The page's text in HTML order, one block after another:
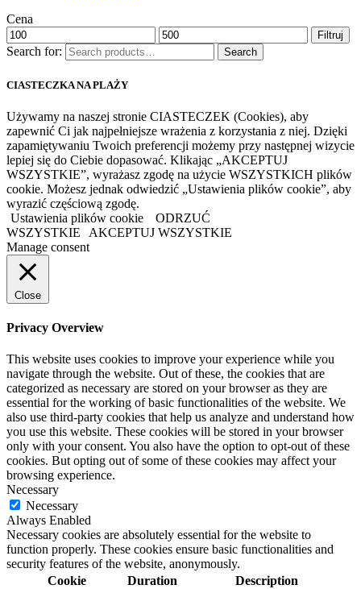
Cena
Filtruj
Search for: Search
CIASTECZKA NA PLAŻY
Używamy na naszej stronie CIASTECZEK (Cookies), aby
zapewnić Ci jak najpełniejsze wrażenia z korzystania z niej. Dzięki
zapamiętywaniu Twoich preferencji możemy przy następnej wizycie
lepiej się do Ciebie dopasować. Klikając „AKCEPTUJ
WSZYSTKIE”, wyrażasz zgodę na użycie WSZYSTKICH plików
cookie. Możesz jednak odwiedzić „Ustawienia plików cookie”, aby
wyrazić częściową zgodę.
Ustawienia plików cookie
ODRZUĆ
WSZYSTKIE
AKCEPTUJ WSZYSTKIE
Manage consent
Close
Privacy Overview
This website uses cookies to improve your experience while you
navigate through the website. Out of these, the cookies that are
categorized as necessary are stored on your browser as they are
essential for the working of basic functionalities of the website. We
also use third-party cookies that help us analyze and understand how
you use this website. These cookies will be stored in your browser
only with your consent. You also have the option to opt-out of these
cookies. But opting out of some of these cookies may affect your
browsing experience.
Necessary
Necessary
Always Enabled
Necessary cookies are absolutely essential for the website to
function properly. These cookies ensure basic functionalities and
security features of the website, anonymously.
Cookie
Duration Description